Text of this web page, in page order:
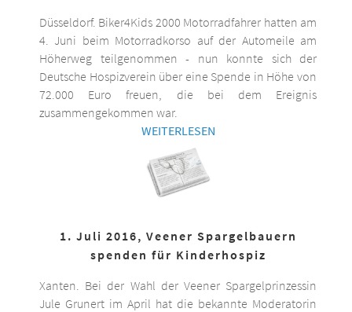
Düsseldorf. Biker4Kids 2000 Motorradfahrer hatten am
4. Juni beim Motorradkorso auf der Automeile am
Höherweg teilgenommen - nun konnte sich der
Deutsche Hospizverein über eine Spende in Höhe von
72.000 Euro freuen, die bei dem Ereignis
zusammengekommen war.
WEITERLESEN
1. Juli 2016, Veener Spargelbauern
spenden für Kinderhospiz
Xanten. Bei der Wahl der Veener Spargelprinzessin
Jule Grunert im April hat die bekannte Moderatorin